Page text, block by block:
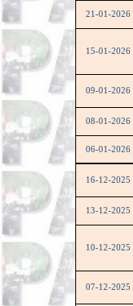
21-01-2026
15-01-2026
09-01-2026
08-01-2026
06-01-2026
16-12-2025
13-12-2025
10-12-2025
07-12-2025